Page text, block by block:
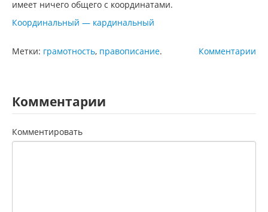
имеет ничего общего с координатами.
Координальный — кардинальный
Комментарии
Метки: грамотность, правописание.
Комментарии
Комментировать